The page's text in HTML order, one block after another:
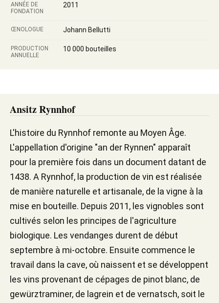
ANNÉE DE
FONDATION
2011
ŒNOLOGUE Johann Bellutti
PRODUCTION
ANNUELLE
10 000 bouteilles
Ansitz Rynnhof
L'histoire du Rynnhof remonte au Moyen Âge.
L'appellation d'origine "an der Rynnen" apparaît
pour la première fois dans un document datant de
1438. A Rynnhof, la production de vin est réalisée
de manière naturelle et artisanale, de la vigne à la
mise en bouteille. Depuis 2011, les vignobles sont
cultivés selon les principes de l'agriculture
biologique. Les vendanges durent de début
septembre à mi-octobre. Ensuite commence le
travail dans la cave, où naissent et se développent
les vins provenant de cépages de pinot blanc, de
gewürztraminer, de lagrein et de vernatsch, soit le